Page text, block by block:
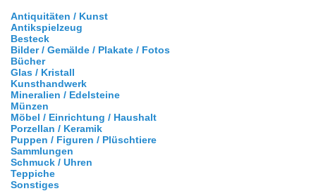
Antiquitäten / Kunst
Antikspielzeug
Besteck
Bilder / Gemälde / Plakate / Fotos
Bücher
Glas / Kristall
Kunsthandwerk
Mineralien / Edelsteine
Münzen
Möbel / Einrichtung / Haushalt
Porzellan / Keramik
Puppen / Figuren / Plüschtiere
Sammlungen
Schmuck / Uhren
Teppiche
Sonstiges